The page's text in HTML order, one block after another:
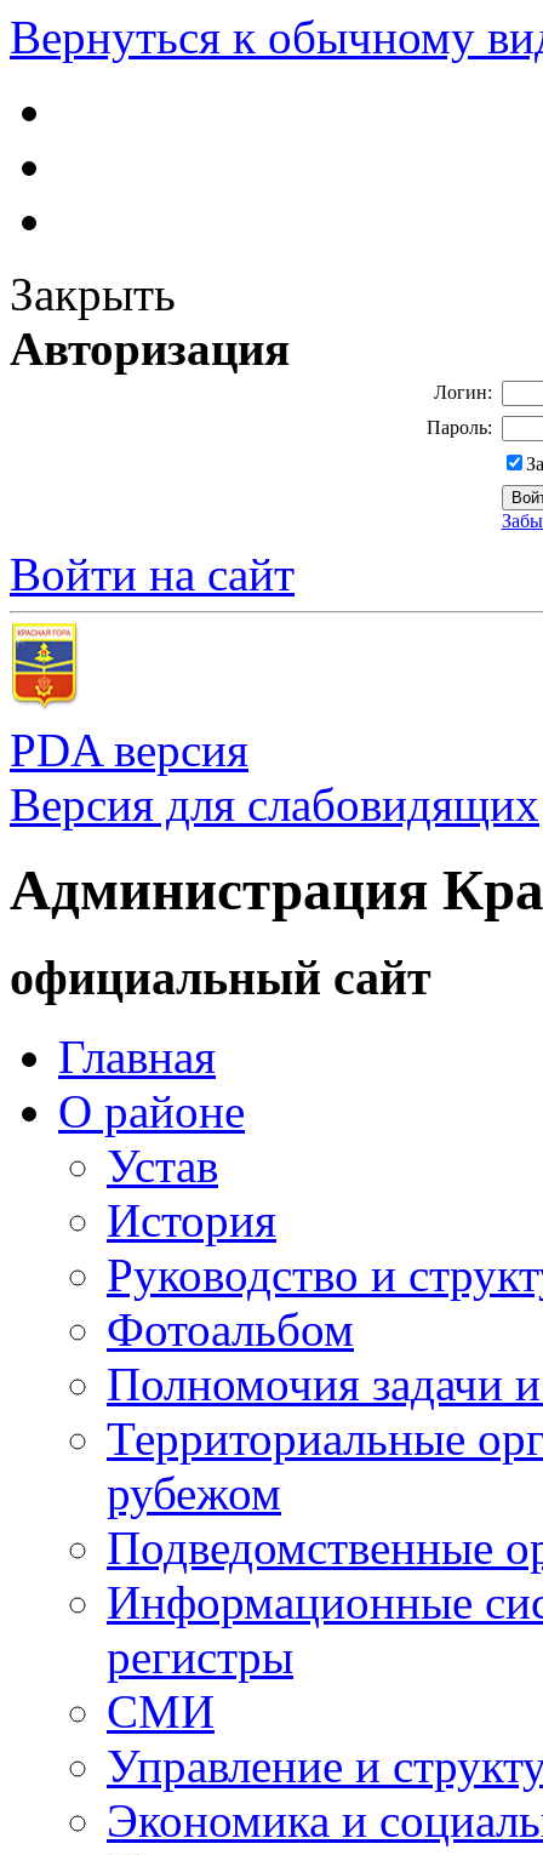
Вернуться к обычному
Закрыть
Авторизация
Логин:
Пароль:
Войти на сайт
PDA версия
Версия для слабовидящих
Администрация
официальный сайт
Главная
О районе
Устав
История
Руководство и
Фотоальбом
Полномочия задачи
Территориальные
рубежом
Подведомственные
Информационные
регистры
СМИ
Управление и
Экономика и